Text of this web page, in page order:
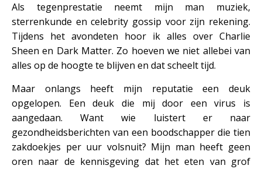
Als tegenprestatie neemt mijn man muziek,
sterrenkunde en celebrity gossip voor zijn rekening.
Tijdens het avondeten hoor ik alles over Charlie
Sheen en Dark Matter. Zo hoeven we niet allebei van
alles op de hoogte te blijven en dat scheelt tijd.
Maar onlangs heeft mijn reputatie een deuk
opgelopen. Een deuk die mij door een virus is
aangedaan. Want wie luistert er naar
gezondheidsberichten van een boodschapper die tien
zakdoekjes per uur volsnuit? Mijn man heeft geen
oren naar de kennisgeving dat het eten van grof